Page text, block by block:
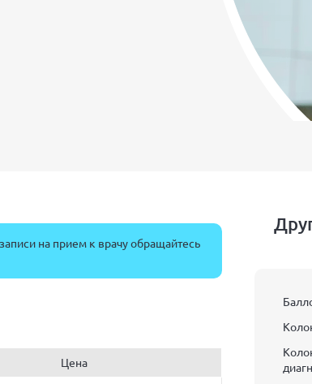
на прием к врачу обращайтесь
Цена